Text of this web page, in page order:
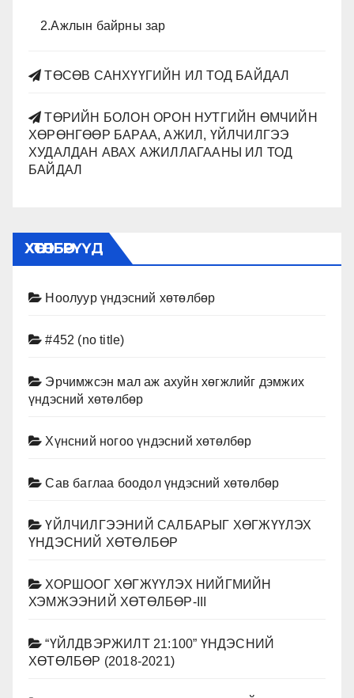
2.Ажлын байрны зар
ТӨСӨВ САНХҮҮГИЙН ИЛ ТОД БАЙДАЛ
ТӨРИЙН БОЛОН ОРОН НУТГИЙН ӨМЧИЙН
ХӨРӨНГӨӨР БАРАА, АЖИЛ, ҮЙЛЧИЛГЭЭ
ХУДАЛДАН АВАХ АЖИЛЛАГААНЫ ИЛ ТОД
БАЙДАЛ
ХӨТӨЛБӨРҮҮД
Ноолуур үндэсний хөтөлбөр
#452 (no title)
Эрчимжсэн мал аж ахуйн хөгжлийг дэмжих
үндэсний хөтөлбөр
Хүнсний ногоо үндэсний хөтөлбөр
Сав баглаа боодол үндэсний хөтөлбөр
ҮЙЛЧИЛГЭЭНИЙ САЛБАРЫГ ХӨГЖҮҮЛЭХ
ҮНДЭСНИЙ ХӨТӨЛБӨР
ХОРШООГ ХӨГЖҮҮЛЭХ НИЙГМИЙН
ХЭМЖЭЭНИЙ ХӨТӨЛБӨР-III
“ҮЙЛДВЭРЖИЛТ 21:100” ҮНДЭСНИЙ
ХӨТӨЛБӨР (2018-2021)